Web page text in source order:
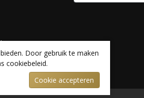
Door gebruik te maken
cookiebeleid.